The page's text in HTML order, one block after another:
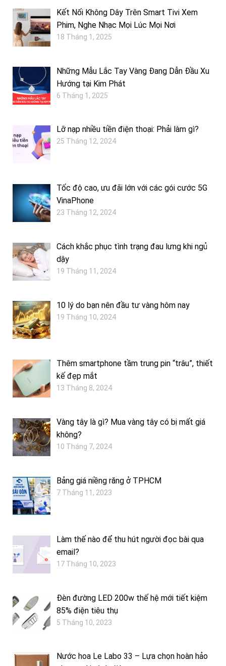
Kết Nối Không Dây Trên Smart Tivi Xem
Phim, Nghe Nhạc Mọi Lúc Mọi Nơi
18 Tháng 1, 2025
Những Mẫu Lắc Tay Vàng Đang Dẫn Đầu Xu
Hướng tại Kim Phát
6 Tháng 1, 2025
Lỡ nạp nhiều tiền điện thoại: Phải làm gì?
25 Tháng 12, 2024
Tốc độ cao, ưu đãi lớn với các gói cước 5G
VinaPhone
23 Tháng 12, 2024
Cách khắc phục tình trạng đau lưng khi ngủ
dậy
19 Tháng 11, 2024
10 lý do bạn nên đầu tư vàng hôm nay
19 Tháng 10, 2024
Thêm smartphone tầm trung pin “trâu”, thiết
kế đẹp mắt
13 Tháng 8, 2024
Vàng tây là gì? Mua vàng tây có bị mất giá
không?
10 Tháng 7, 2024
Bảng giá niềng răng ở TPHCM
7 Tháng 11, 2023
Làm thế nào để thu hút người đọc bài qua
email?
17 Tháng 10, 2023
Đèn đường LED 200w thế hệ mới tiết kiệm
85% điện tiêu thụ
5 Tháng 10, 2023
Nước hoa Le Labo 33 – Lựa chọn hoàn hảo